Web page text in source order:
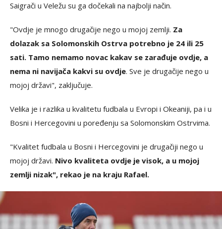
Saigrači u Veležu su ga dočekali na najbolji način.
"Ovdje je mnogo drugačije nego u mojoj zemlji. Za
dolazak sa Solomonskih Ostrva potrebno je 24 ili 25
sati. Tamo nemamo novac kakav se zarađuje ovdje, a
nema ni navijača kakvi su ovdje. Sve je drugačije nego u
mojoj državi", zaključuje.
Velika je i razlika u kvalitetu fudbala u Evropi i Okeaniji, pa i u
Bosni i Hercegovini u poređenju sa Solomonskim Ostrvima.
"Kvalitet fudbala u Bosni i Hercegovini je drugačiji nego u
mojoj državi. Nivo kvaliteta ovdje je visok, a u mojoj
zemlji nizak", rekao je na kraju Rafael.